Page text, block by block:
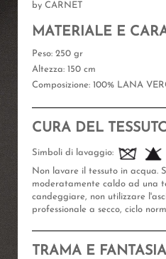
by CARNET
MATERIALE E
Peso: 250 gr
Altezza: 150 cm
Composizione: 100% LANA
CURA DEL
Simboli di lavaggio:
Non lavare il tessuto in acqua.
moderatamente caldo ad una
candeggiare, non utilizzare
professionale a secco, ciclo
TRAMA E FANTASIA